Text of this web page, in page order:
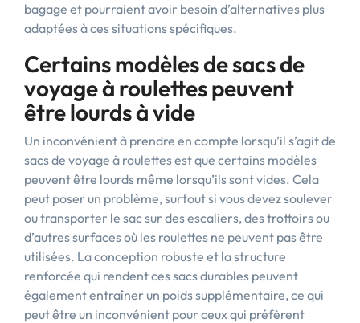
bagage et pourraient avoir besoin d’alternatives plus
adaptées à ces situations spécifiques.
Certains modèles de sacs de
voyage à roulettes peuvent
être lourds à vide
Un inconvénient à prendre en compte lorsqu’il s’agit de
sacs de voyage à roulettes est que certains modèles
peuvent être lourds même lorsqu’ils sont vides. Cela
peut poser un problème, surtout si vous devez soulever
ou transporter le sac sur des escaliers, des trottoirs ou
d’autres surfaces où les roulettes ne peuvent pas être
utilisées. La conception robuste et la structure
renforcée qui rendent ces sacs durables peuvent
également entraîner un poids supplémentaire, ce qui
peut être un inconvénient pour ceux qui préfèrent